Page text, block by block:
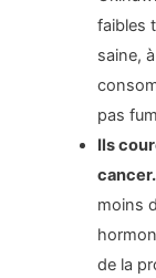
faibles
saine,
pas
Ils
cancer.
moins
de la